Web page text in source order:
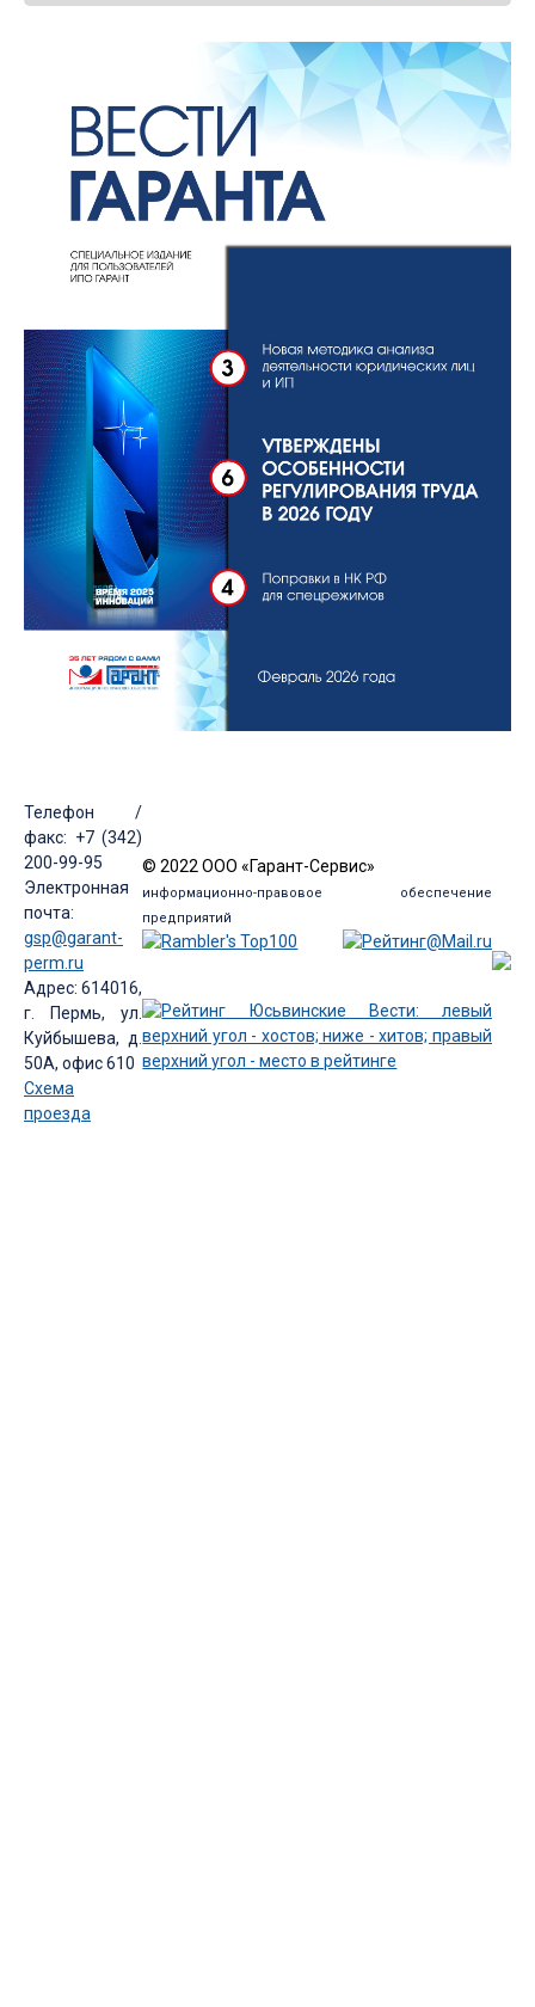
Телефон /
факс: +7 (342)
200-99-95
Электронная
почта:
gsp@garant-
perm.ru
Адрес: 614016,
г. Пермь, ул.
Куйбышева, д.
50А, офис 610
Схема
проезда
© 2022 ООО «Гарант-Сервис»
информационно-правовое обеспечение
предприятий